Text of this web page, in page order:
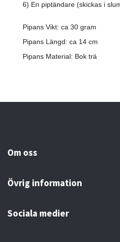
6) En piptändare (skickas i
Pipans Vikt: ca 30 gram
Pipans Längd: ca 14 cm
Pipans Material: Bok trä
Om oss
Övrig information
Sociala medier